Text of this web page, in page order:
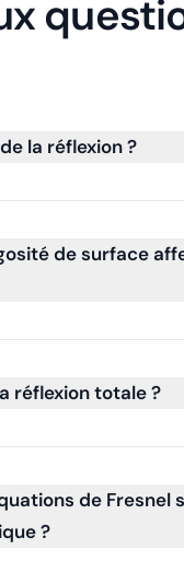
la réflexion ?
de surface
réflexion totale ?
de Fresnel
?